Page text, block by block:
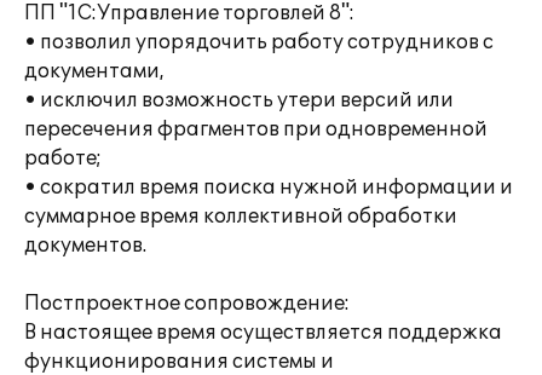
ПП "1С:Управление торговлей 8":
• позволил упорядочить работу сотрудников с
документами,
• исключил возможность утери версий или
пересечения фрагментов при одновременной
работе;
• сократил время поиска нужной информации и
суммарное время коллективной обработки
документов.
Постпроектное сопровождение:
В настоящее время осуществляется поддержка
функционирования системы и